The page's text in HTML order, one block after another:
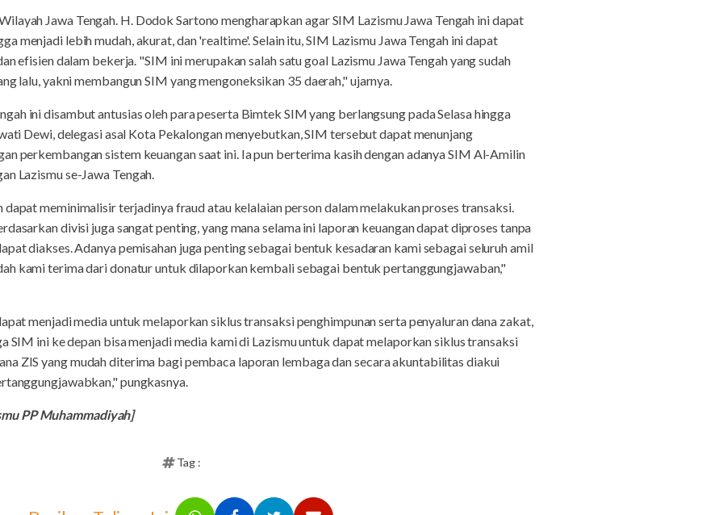
Jawa Tengah. H. Dodok Sartono mengharapkan agar SIM Lazismu Jawa Tengah ini dapat
menjadi lebih mudah, akurat, dan 'realtime'. Selain itu, SIM Lazismu Jawa Tengah ini dapat
efisien dalam bekerja. "SIM ini merupakan salah satu goal Lazismu Jawa Tengah yang sudah
lalu, yakni membangun SIM yang mengoneksikan 35 daerah," ujarnya.
ini disambut antusias oleh para peserta Bimtek SIM yang berlangsung pada Selasa hingga
Dewi, delegasi asal Kota Pekalongan menyebutkan, SIM tersebut dapat menunjang
perkembangan sistem keuangan saat ini. Ia pun berterima kasih dengan adanya SIM Al-Amilin
Lazismu se-Jawa Tengah.
meminimalisir terjadinya fraud atau kelalaian person dalam melakukan proses transaksi.
divisi juga sangat penting, yang mana selama ini laporan keuangan dapat diproses tanpa
diakses. Adanya pemisahan juga penting sebagai bentuk kesadaran kami sebagai seluruh amil
kami terima dari donatur untuk dilaporkan kembali sebagai bentuk pertanggungjawaban,"
menjadi media untuk melaporkan siklus transaksi penghimpunan serta penyaluran dana zakat,
SIM ini ke depan bisa menjadi media kami di Lazismu untuk dapat melaporkan siklus transaksi
ZIS yang mudah diterima bagi pembaca laporan lembaga dan secara akuntabilitas diakui
pungkasnya.
PP Muhammadiyah]
Tag :